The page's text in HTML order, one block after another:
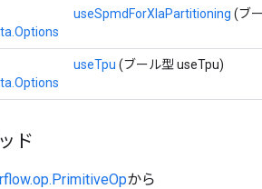
useSpmdForXlaPartitioning (ブ
useTpu (ブール型 useTpu)
ド
から